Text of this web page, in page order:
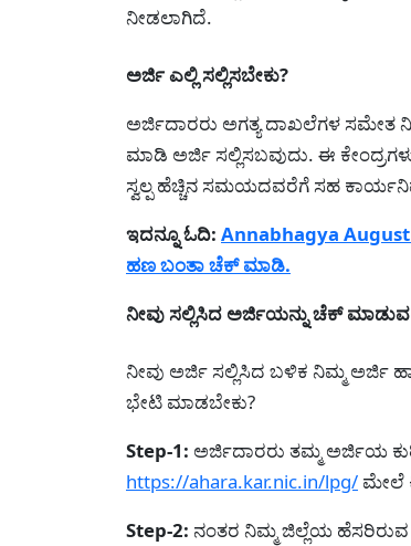
ನೀಡಲಾಗಿದೆ.
ಅರ್ಜಿ ಎಲ್ಲಿ ಸಲ್ಲಿಸಬೇಕು?
ಅರ್ಜಿದಾರರು ಅಗತ್ಯ ದಾಖಲೆಗಳ ಸಮೇತ
ಮಾಡಿ ಅರ್ಜಿ ಸಲ್ಲಿಸಬವುದು. ಈ
ಸ್ವಲ್ಪ ಹೆಚ್ಚಿನ ಸಮಯದವರೆಗೆ ಸಹ
ಇದನ್ನೂ ಓದಿ: Annabhagya August
ಹಣ ಬಂತಾ ಚೆಕ್ ಮಾಡಿ.
ನೀವು ಸಲ್ಲಿಸಿದ ಅರ್ಜಿಯನ್ನು ಚೆಕ್
ನೀವು ಅರ್ಜಿ ಸಲ್ಲಿಸಿದ ಬಳಿಕ ನಿಮ್ಮ ಅರ್ಜಿ
ಭೇಟಿ ಮಾಡಬೇಕು?
Step-1: ಅರ್ಜಿದಾರರು ತಮ್ಮ ಅರ್ಜಿಯ
https://ahara.kar.nic.in/lpg/ ಮೇಲೆ
Step-2: ನಂತರ ನಿಮ್ಮ ಜಿಲ್ಲೆಯ